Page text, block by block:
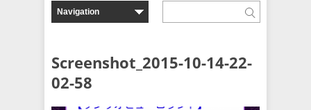
Screenshot_2015-10-14-22-
02-58